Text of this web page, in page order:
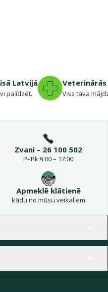
Latvijā
palīdzēt. Viss tava
Zvani – 26 100 502
P–Pk 9:00 – 17:00
Apmeklē klātienē
kādu no mūsu veikaliem